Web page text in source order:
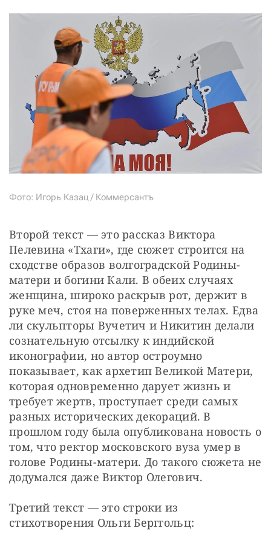
Фото: Игорь Казац / Коммерсантъ
Второй текст — это рассказ Виктора
Пелевина «Тхаги», где сюжет строится на
сходстве образов волгоградской Родины-
матери и богини Кали. В обеих случаях
женщина, широко раскрыв рот, держит в
руке меч, стоя на поверженных телах. Едва
ли скульпторы Вучетич и Никитин делали
сознательную отсылку к индийской
иконографии, но автор остроумно
показывает, как архетип Великой Матери,
которая одновременно дарует жизнь и
требует жертв, проступает среди самых
разных исторических декораций. В
прошлом году была опубликована новость о
том, что ректор московского вуза умер в
голове Родины-матери. До такого сюжета не
додумался даже Виктор Олегович.
Третий текст — это строки из
стихотворения Ольги Берггольц: